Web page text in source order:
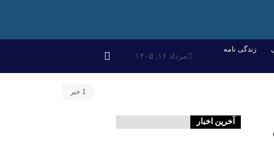
زندگی نامه
مرداد ۱۶, ۱۴۰۵
1 خبر
آخرین اخبار